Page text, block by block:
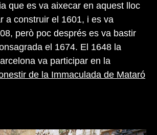
que es va aixecar en aquest lloc
a construir el 1601, i es va
però poc després es va bastir
el 1674. El 1648 la
va participar en la
de la Immaculada de Mataró